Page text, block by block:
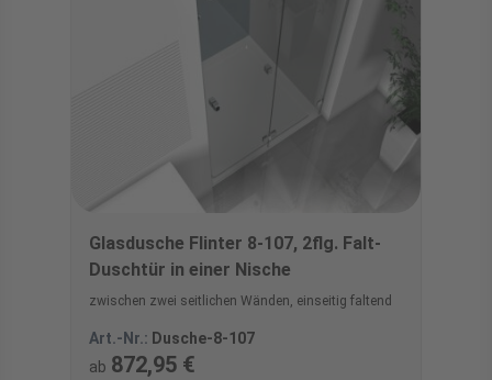
Glasdusche Flinter 8-107, 2flg. Falt-
Duschtür in einer Nische
zwischen zwei seitlichen Wänden, einseitig faltend
Art.-Nr.: Dusche-8-107
ab 872,95 €